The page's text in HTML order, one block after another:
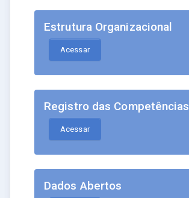
Estrutura Organizacional
Acessar
Registro das Competências
Acessar
Dados Abertos